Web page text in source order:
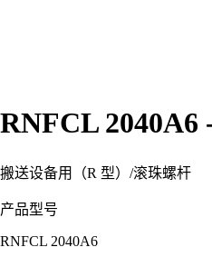
RNFCL 2040A6
搬送设备用（R 型） /滚珠螺杆
产品型号
RNFCL 2040A6